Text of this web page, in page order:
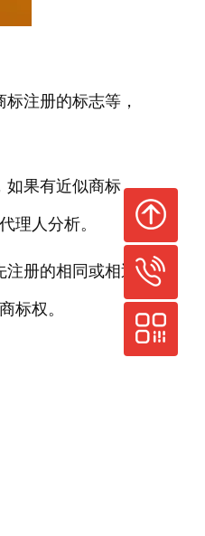
注册的标志等，
如果有近似商标，
理人分析。
注册的相同或相近
标权。
回到顶部
010-60386666